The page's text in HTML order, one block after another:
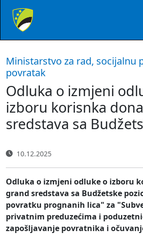
Ministarstvo za rad, socijalnu
povratak
Odluka o izmjeni
izboru korisnka
sredstava sa
10.12.2025
Odluka o izmjeni odluke o izboru
grand sredstava sa Budžetske
povratku prognanih lica" za
privatnim preduzećima i
zapošljavanje povratnika i